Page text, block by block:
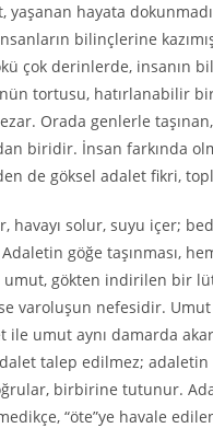
hayata
bilinçlerine
çok derinlerde, insanın
tortusu, hatırlanabilir
Orada genlerle
biridir. İnsan farkında
de göksel adalet fikri,
havayı solur, suyu içer;
göğe taşınması,
gökten indirilen bir
varoluşun nefesidir.
ile umut aynı damarda
talep edilmez;
birbirine tutunur.
“öte”ye havale